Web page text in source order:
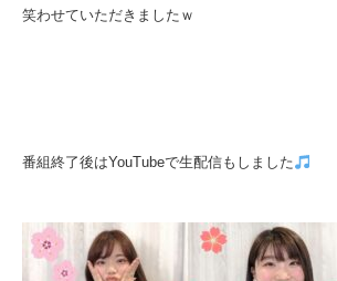
笑わせていただきましたｗ
番組終了後はYouTubeで生配信もしました